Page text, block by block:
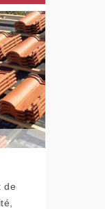
de